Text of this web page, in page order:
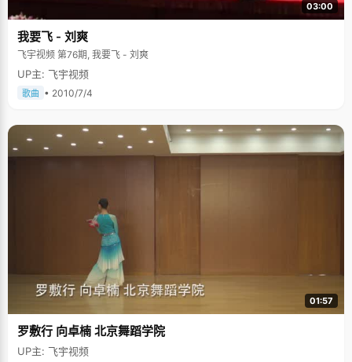
03:00
我要飞 - 刘爽
飞宇视频 第76期, 我要飞 - 刘爽
UP主: 飞宇视频
歌曲 • 2010/7/4
01:57
罗敷行 向卓楠 北京舞蹈学院
UP主: 飞宇视频